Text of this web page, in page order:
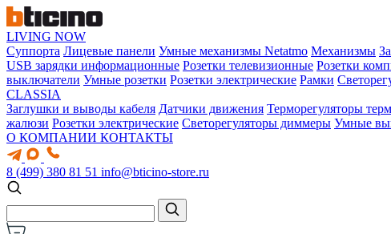
LIVING NOW
Суппорта Лицевые панели Умные механизмы Netatmo Механизмы
USB зарядки информационные Розетки телевизионные Розетки
выключатели Умные розетки Розетки электрические Рамки
CLASSIA
Заглушки и выводы кабеля Датчики движения Терморегуляторы
жалюзи Розетки электрические Светорегуляторы диммеры Умные
О КОМПАНИИ КОНТАКТЫ
8 (499) 380 81 51 info@bticino-store.ru